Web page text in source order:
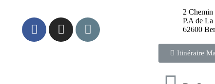
2 Chemin
P.A de
62600
Itinéraire